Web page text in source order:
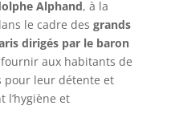
Alphand, à la
le cadre des grands
dirigés par le baron
aux habitants de
pour leur détente et
l’hygiène et